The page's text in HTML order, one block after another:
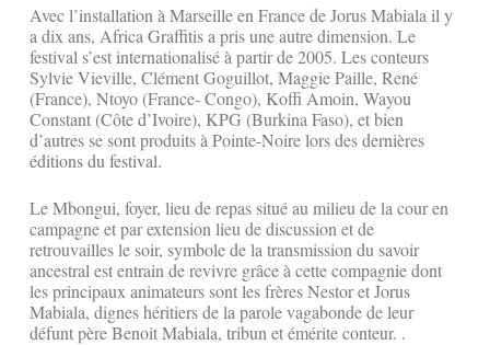
Avec l’installation à Marseille en France de Jorus Mabiala il y
a dix ans, Africa Graffitis a pris une autre dimension. Le
festival s’est internationalisé à partir de 2005. Les conteurs
Sylvie Vieville, Clément Goguillot, Maggie Paille, René
(France), Ntoyo (France- Congo), Koffi Amoin, Wayou
Constant (Côte d’Ivoire), KPG (Burkina Faso), et bien
d’autres se sont produits à Pointe-Noire lors des dernières
éditions du festival.
Le Mbongui, foyer, lieu de repas situé au milieu de la cour en
campagne et par extension lieu de discussion et de
retrouvailles le soir, symbole de la transmission du savoir
ancestral est entrain de revivre grâce à cette compagnie dont
les principaux animateurs sont les frères Nestor et Jorus
Mabiala, dignes héritiers de la parole vagabonde de leur
défunt père Benoit Mabiala, tribun et émérite conteur. .